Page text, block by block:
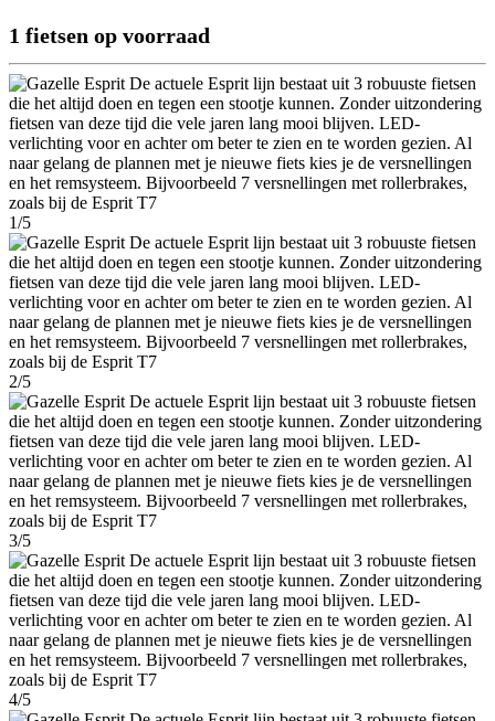
1 fietsen op voorraad
1/5
2/5
3/5
4/5